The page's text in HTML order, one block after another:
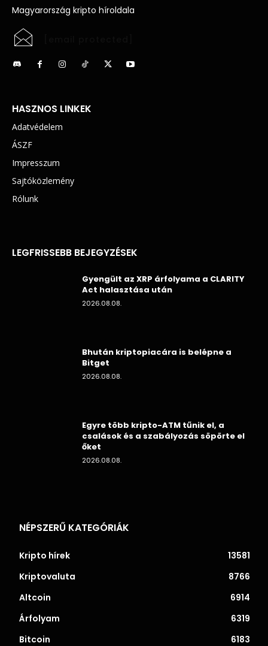
Magyarország kripto híroldala
HASZNOS LINKEK
Adatvédelem
ÁSZF
Impresszum
Sajtóközlemény
Rólunk
LEGFRISSEBB BEJEGYZÉSEK
Gyengült az XRP árfolyama a CLARITY
Act halasztása után
2026.08.08.
Bhután kriptopiacára is belépne a
Bitget
2026.08.08.
Egyre több kripto-ATM tűnik el, a
csalások és a szabályozás söpörte el
őket
2026.08.08.
NÉPSZERŰ KATEGÓRIÁK
Kripto hírek
13581
Kriptovaluta
8766
Altcoin
6914
Árfolyam
6319
Bitcoin
6183